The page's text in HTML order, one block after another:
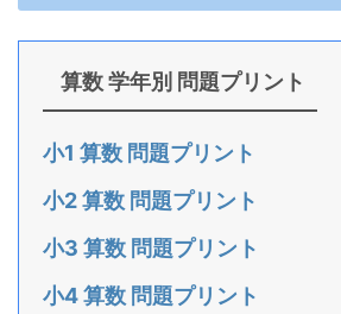
算数 学年別 問題プリント
小1 算数 問題プリント
小2 算数 問題プリント
小3 算数 問題プリント
小4 算数 問題プリント